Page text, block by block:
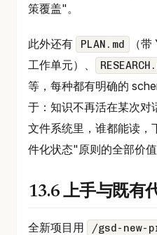
策覆盖"。
此外还有 PLAN.md
（
工作单元）、
等，每种都有明确的
于：知识不再活在某次对
文件系统里，谁都能读
件化状态"原则的全部价值
13.6 上手与既有
全新项目用 /gsd-new-